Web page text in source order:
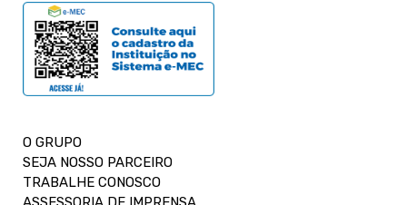
O GRUPO
SEJA NOSSO PARCEIRO
TRABALHE CONOSCO